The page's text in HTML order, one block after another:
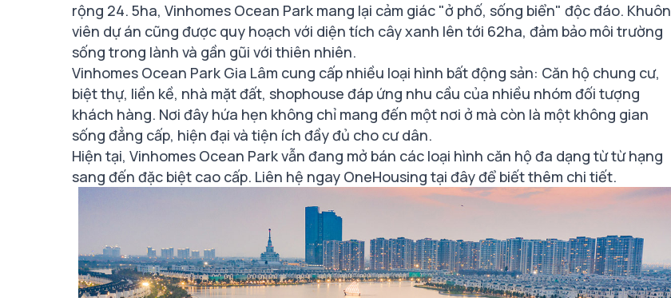
rộng 24. 5ha, Vinhomes Ocean Park mang lại cảm giác "ở phố, sống biển" độc đáo. Khuôn
viên dự án cũng được quy hoạch với diện tích cây xanh lên tới 62ha, đảm bảo môi trường
sống trong lành và gần gũi với thiên nhiên.
Vinhomes Ocean Park Gia Lâm cung cấp nhiều loại hình bất động sản: Căn hộ chung cư,
biệt thự, liền kề, nhà mặt đất, shophouse đáp ứng nhu cầu của nhiều nhóm đối tượng
khách hàng. Nơi đây hứa hẹn không chỉ mang đến một nơi ở mà còn là một không gian
sống đẳng cấp, hiện đại và tiện ích đầy đủ cho cư dân.
Hiện tại, Vinhomes Ocean Park vẫn đang mở bán các loại hình căn hộ đa dạng từ từ hạng
sang đến đặc biệt cao cấp. Liên hệ ngay OneHousing tại đâyđể biết thêm chi tiết.